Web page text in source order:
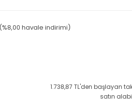
havale indirimi)
1.738,87 TL'den başlayan
satın